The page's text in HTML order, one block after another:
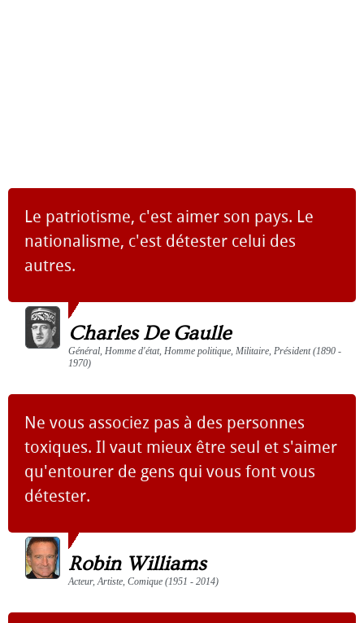
Le patriotisme, c'est aimer son pays. Le
nationalisme, c'est détester celui des
autres.
Charles De Gaulle
Général, Homme d'état, Homme politique, Militaire, Président (1890 -
1970)
Ne vous associez pas à des personnes
toxiques. Il vaut mieux être seul et s'aimer
qu'entourer de gens qui vous font vous
détester.
Robin Williams
Acteur, Artiste, Comique (1951 - 2014)